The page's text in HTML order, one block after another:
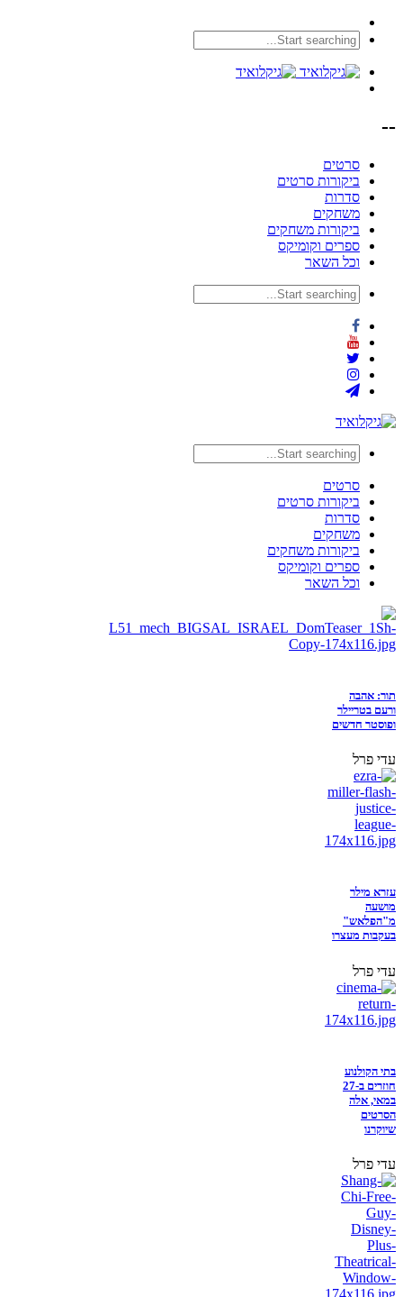
--
סרטים
ביקורות סרטים
סדרות
משחקים
ביקורות משחקים
ספרים וקומיקס
וכל השאר
סרטים
ביקורות סרטים
סדרות
משחקים
ביקורות משחקים
ספרים וקומיקס
וכל השאר
תור: אהבה
ורעם בטריילר
ופוסטר חדשים
עדי פרל
עזרא מילר
מושעה
מ"הפלאש"
בעקבות מעצרו
עדי פרל
בתי הקולנוע
חוזרים ב-27
במאי, אלה
הסרטים
שיוקרנו
עדי פרל